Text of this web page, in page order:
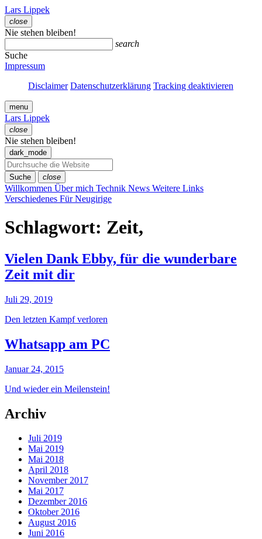
Zum
Inhalt
springen
Lars Lippek
close
Menü
schließen
Nie stehen bleiben!
search
Suche
Impressum
Disclaimer Datenschutzerklärung Tracking deaktivieren
menu
Lars Lippek
close
Menü
schließen
Nie stehen bleiben!
dark_mode
Suche close
Willkommen Über mich Technik News Weitere Links
Verschiedenes Für Neugirige
Schlagwort: Zeit,
Vielen Dank Ebby, für die wunderbare
Zeit mit dir
Juli 29, 2019
Den letzten Kampf verloren
Whatsapp am PC
Januar 24, 2015
Und wieder ein Meilenstein!
Archiv
Juli 2019
Mai 2019
Mai 2018
April 2018
November 2017
Mai 2017
Dezember 2016
Oktober 2016
August 2016
Juni 2016